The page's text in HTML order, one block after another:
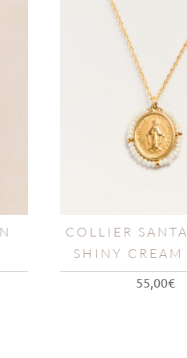
COLLIER
SHINY CREAM
55,00€